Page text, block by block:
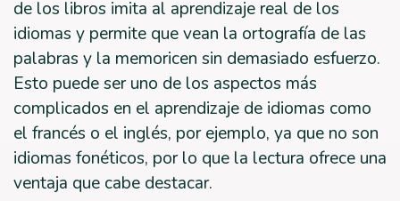
de los libros imita al aprendizaje real de los
idiomas y permite que vean la ortografía de las
palabras y la memoricen sin demasiado esfuerzo.
Esto puede ser uno de los aspectos más
complicados en el aprendizaje de idiomas como
el francés o el inglés, por ejemplo, ya que no son
idiomas fonéticos, por lo que la lectura ofrece una
ventaja que cabe destacar.